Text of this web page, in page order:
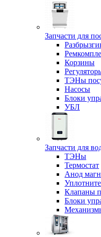
Запчасти для
Корзины
ТЭНы
Насосы
Блоки
УБЛ
Запчасти для
ТЭНы
Термостат
Анод
Клапаны
Блоки